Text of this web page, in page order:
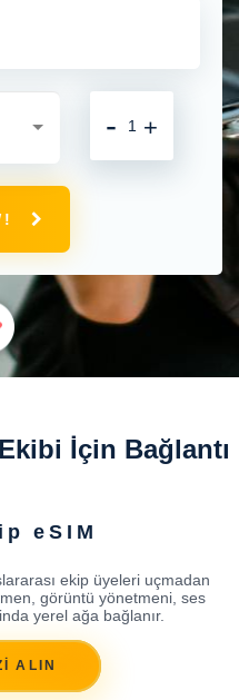
+
-
İçin Bağlantı
eSIM
ekip üyeleri uçmadan
görüntü yönetmeni, ses
yerel ağa bağlanır.
ALIN